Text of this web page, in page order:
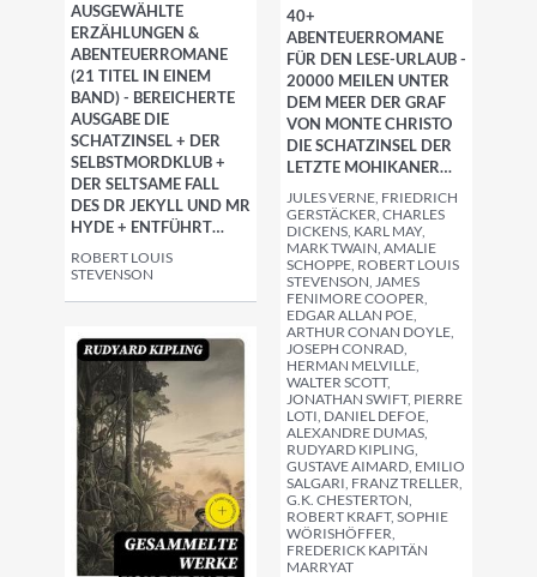
40+
ABENTEUERROMANE
FÜR DEN LESE-URLAUB -
20000 MEILEN UNTER
DEM MEER DER GRAF
VON MONTE CHRISTO
DIE SCHATZINSEL DER
LETZTE MOHIKANER…
JULES VERNE, FRIEDRICH
GERSTÄCKER, CHARLES
DICKENS, KARL MAY,
MARK TWAIN, AMALIE
SCHOPPE, ROBERT LOUIS
STEVENSON, JAMES
FENIMORE COOPER,
EDGAR ALLAN POE,
ARTHUR CONAN DOYLE,
JOSEPH CONRAD,
HERMAN MELVILLE,
WALTER SCOTT,
JONATHAN SWIFT, PIERRE
LOTI, DANIEL DEFOE,
ALEXANDRE DUMAS,
RUDYARD KIPLING,
GUSTAVE AIMARD, EMILIO
SALGARI, FRANZ TRELLER,
G.K. CHESTERTON,
ROBERT KRAFT, SOPHIE
WÖRISHÖFFER,
FREDERICK KAPITÄN
MARRYAT
AUSGEWÄHLTE
ERZÄHLUNGEN &
ABENTEUERROMANE
(21 TITEL IN EINEM
BAND) - BEREICHERTE
AUSGABE DIE
SCHATZINSEL + DER
SELBSTMORDKLUB +
DER SELTSAME FALL
DES DR JEKYLL UND MR
HYDE + ENTFÜHRT…
ROBERT LOUIS
STEVENSON